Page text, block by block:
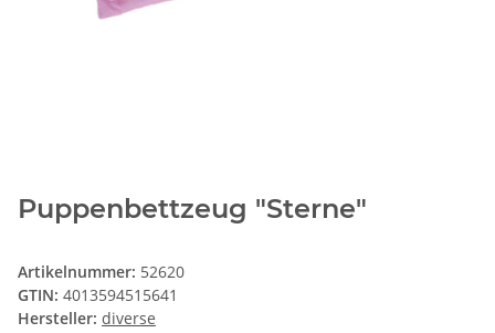
Puppenbettzeug "Sterne"
Artikelnummer: 52620
GTIN: 4013594515641
Hersteller: diverse